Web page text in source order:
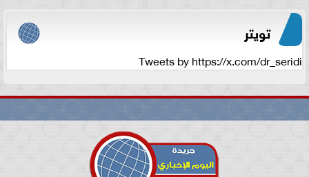
تويتر
Tweets by https://x.com/dr_seridi